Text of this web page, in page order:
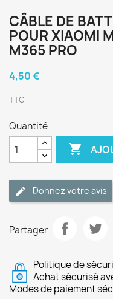
CÂBLE DE
POUR XIAOMI
M365 PRO
4,50 €
TTC
Quantité

Donnez votre avis
Partager
Politique de
Achat sécurisé
Modes de paiement